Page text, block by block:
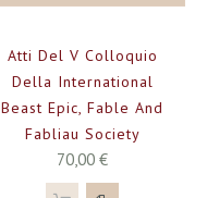
Atti Del V Colloquio
Della International
Beast Epic, Fable And
Fabliau Society
70,00 €